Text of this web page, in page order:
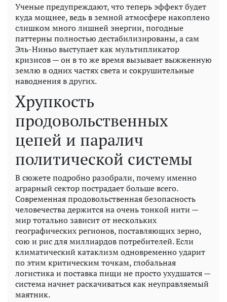
Ученые предупреждают, что теперь эффект будет
куда мощнее, ведь в земной атмосфере накоплено
слишком много лишней энергии, погодные
паттерны полностью дестабилизированы, а сам
Эль-Ниньо выступает как мультипликатор
кризисов — он в то же время вызывает выжженную
землю в одних частях света и сокрушительные
наводнения в других.
Хрупкость
продовольственных
цепей и паралич
политической системы
В сюжете подробно разобрали, почему именно
аграрный сектор пострадает больше всего.
Современная продовольственная безопасность
человечества держится на очень тонкой нити —
мир тотально зависит от нескольких
географических регионов, поставляющих зерно,
сою и рис для миллиардов потребителей. Если
климатический катаклизм одновременно ударит
по этим критическим точкам, глобальная
логистика и поставка пищи не просто ухудшатся —
система начнет раскачиваться как неуправляемый
маятник.